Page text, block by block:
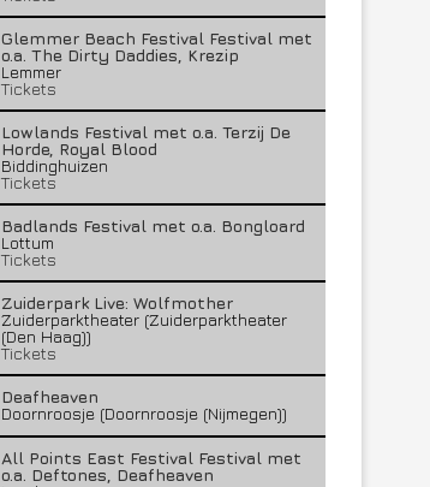
Glemmer Beach Festival Festival met
o.a. The Dirty Daddies, Krezip
Lemmer
Tickets
Lowlands Festival met o.a. Terzij De
Horde, Royal Blood
Biddinghuizen
Tickets
Badlands Festival met o.a. Bongloard
Lottum
Tickets
Zuiderpark Live: Wolfmother
Zuiderparktheater (Zuiderparktheater
(Den Haag))
Tickets
Deafheaven
Doornroosje (Doornroosje (Nijmegen))
All Points East Festival Festival met
o.a. Deftones, Deafheaven